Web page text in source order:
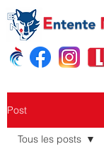
Post
Tous les posts